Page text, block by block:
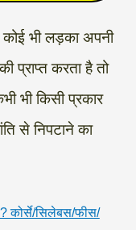
कोई भी लड़का अपनी
करता है तो
भी किसी प्रकार
से निपटाने का
कोर्से/सिलेबस/फीस/